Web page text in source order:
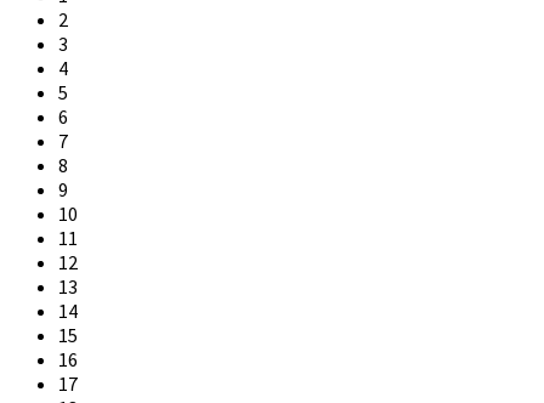
2
3
4
5
6
7
8
9
10
11
12
13
14
15
16
17